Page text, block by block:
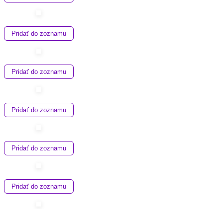
Pridať do zoznamu
Pridať do zoznamu
Pridať do zoznamu
Pridať do zoznamu
Pridať do zoznamu